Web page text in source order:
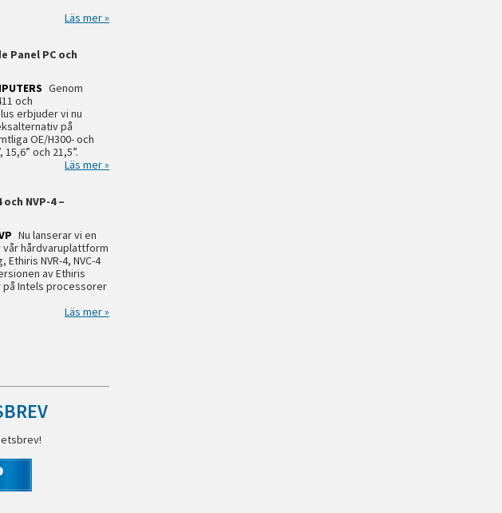
Läs mer »
Panel PC och
Genom
och
erbjuder vi nu
på
OE/H300- och
och 21,5”.
Läs mer »
och NVP-4 –
Nu lanserar vi en
hårdvaruplattform
NVR-4, NVC-4
av Ethiris
på Intels processorer
Läs mer »